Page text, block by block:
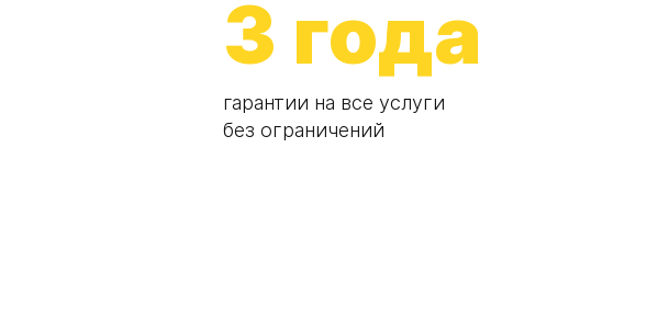
3 года
гарантии на все услуги
без ограничений